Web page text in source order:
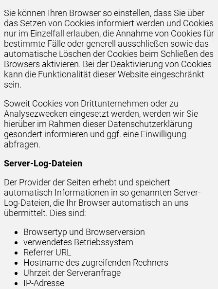
Sie können Ihren Browser so einstellen, dass Sie über
das Setzen von Cookies informiert werden und Cookies
nur im Einzelfall erlauben, die Annahme von Cookies für
bestimmte Fälle oder generell ausschließen sowie das
automatische Löschen der Cookies beim Schließen des
Browsers aktivieren. Bei der Deaktivierung von Cookies
kann die Funktionalität dieser Website eingeschränkt
sein.
Soweit Cookies von Drittunternehmen oder zu
Analysezwecken eingesetzt werden, werden wir Sie
hierüber im Rahmen dieser Datenschutzerklärung
gesondert informieren und ggf. eine Einwilligung
abfragen.
Server-Log-Dateien
Der Provider der Seiten erhebt und speichert
automatisch Informationen in so genannten Server-
Log-Dateien, die Ihr Browser automatisch an uns
übermittelt. Dies sind:
Browsertyp und Browserversion
verwendetes Betriebssystem
Referrer URL
Hostname des zugreifenden Rechners
Uhrzeit der Serveranfrage
IP-Adresse